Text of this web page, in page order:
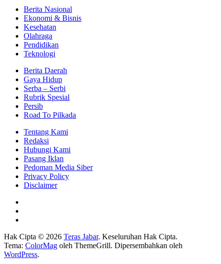
Berita Nasional
Ekonomi & Bisnis
Kesehatan
Olahraga
Pendidikan
Teknologi
Berita Daerah
Gaya Hidup
Serba – Serbi
Rubrik Spesial
Persib
Road To Pilkada
Tentang Kami
Redaksi
Hubungi Kami
Pasang Iklan
Pedoman Media Siber
Privacy Policy
Disclaimer
Hak Cipta © 2026 Teras Jabar. Keseluruhan Hak Cipta.
Tema: ColorMag oleh ThemeGrill. Dipersembahkan oleh
WordPress.